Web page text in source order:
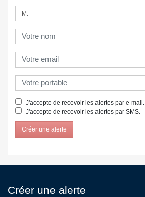
J'accepte de recevoir les alertes par e-mail.
J'accepte de recevoir les alertes par SMS.
Créer une alerte
Créer une alerte